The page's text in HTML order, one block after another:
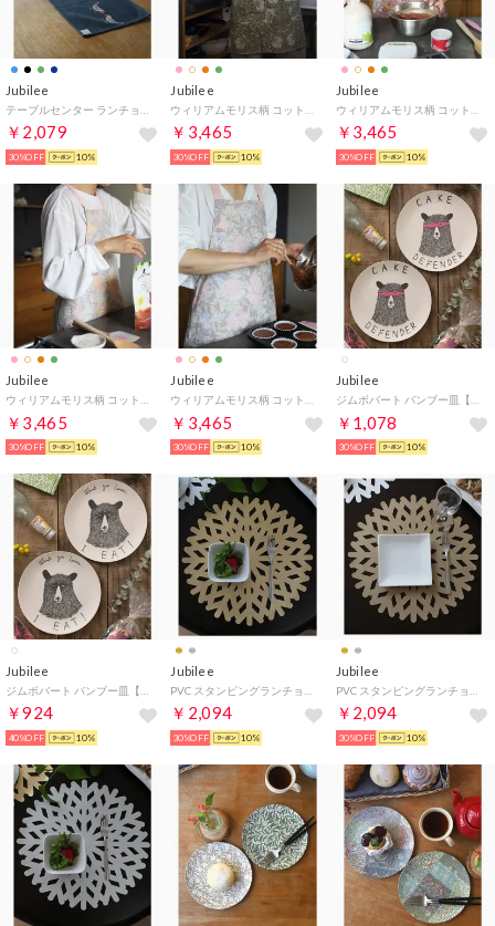
Jubilee
￥2,079
30%OFF 10%
Jubilee
￥3,465
30%OFF 10%
Jubilee
￥3,465
30%OFF 10%
Jubilee
ウィリアムモリス柄 コットンキャンバスエプロン （その他10）
￥3,465
30%OFF 10%
Jubilee
ウィリアムモリス柄 コットンキャンバスエプロン （その他9）
￥3,465
30%OFF 10%
Jubilee
ジムボバート バンブー皿【同柄2枚セット】 【返品不可商品】 （D）
￥1,078
30%OFF 10%
Jubilee
￥924
40%OFF 10%
Jubilee
￥2,094
30%OFF 10%
Jubilee
￥2,094
30%OFF 10%